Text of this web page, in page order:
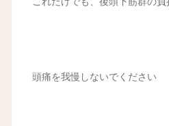
頭痛を我慢しないでください